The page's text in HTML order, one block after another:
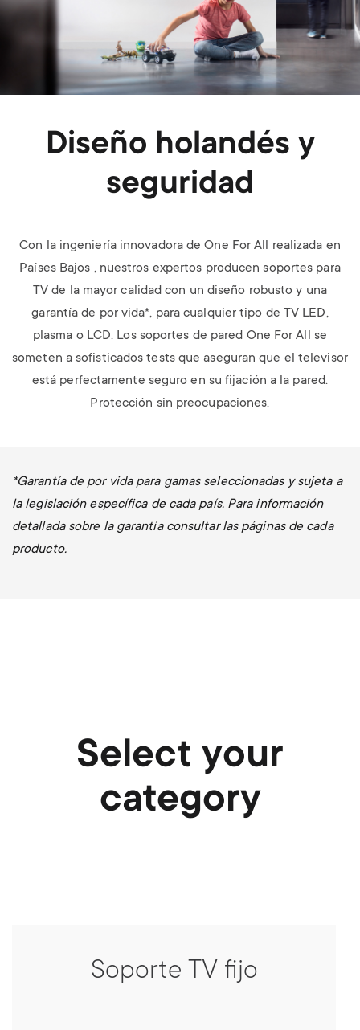
Diseño holandés y
seguridad
Con la ingeniería innovadora de One For All realizada en
Países Bajos , nuestros expertos producen soportes para
TV de la mayor calidad con un diseño robusto y una
garantía de por vida*, para cualquier tipo de TV LED,
plasma o LCD. Los soportes de pared One For All se
someten a sofisticados tests que aseguran que el televisor
está perfectamente seguro en su fijación a la pared.
Protección sin preocupaciones.
*Garantía de por vida para gamas seleccionadas y sujeta a
la legislación específica de cada país. Para información
detallada sobre la garantía consultar las páginas de cada
producto.
Select your
category
Soporte TV fijo